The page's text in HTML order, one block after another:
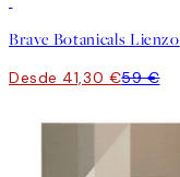
Brave Botanicals Lienzo
Desde 41,30 €59 €